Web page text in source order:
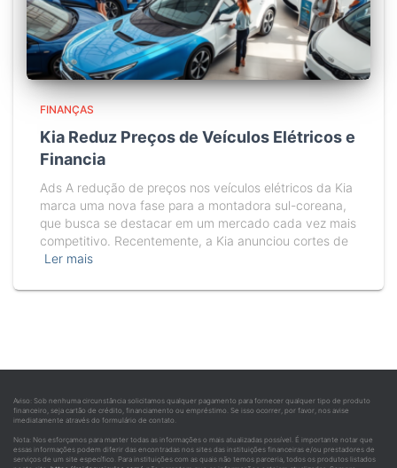
FINANÇAS
Kia Reduz Preços de Veículos Elétricos e
Financia
Ads A redução de preços nos veículos elétricos da Kia
marca uma nova fase para a montadora sul-coreana,
que busca se destacar em um mercado cada vez mais
competitivo. Recentemente, a Kia anunciou cortes de
Ler mais
Aviso: Sob nenhuma circunstância solicitamos qualquer pagamento para fornecer qualquer tipo de produto
financeiro, seja cartão de crédito, financiamento ou empréstimo. Se isso ocorrer, por favor, nos avise
imediatamente através do formulário de contato.
Nota: Nos esforçamos para manter todas as informações o mais atualizadas possível. É importante notar que
essas informações podem diferir das encontradas nos sites das instituições financeiras e/ou prestadores de
serviços de um site específico. Para instituições com as quais não temos parceria, todos os produtos listados